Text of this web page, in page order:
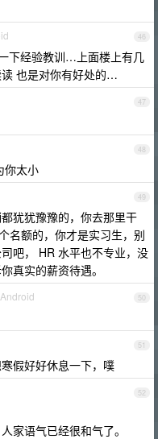
46
下经验教训…上面楼上有几
也是对你有好处的…
47
48
你太小
49
犹犹豫豫的，你去那里干
名额的，你才是实习生，别
吧， HR 水平也不专业，没
真实的薪资待遇。
50
51
假好好休息一下，噗
52
家语气已经很和气了。